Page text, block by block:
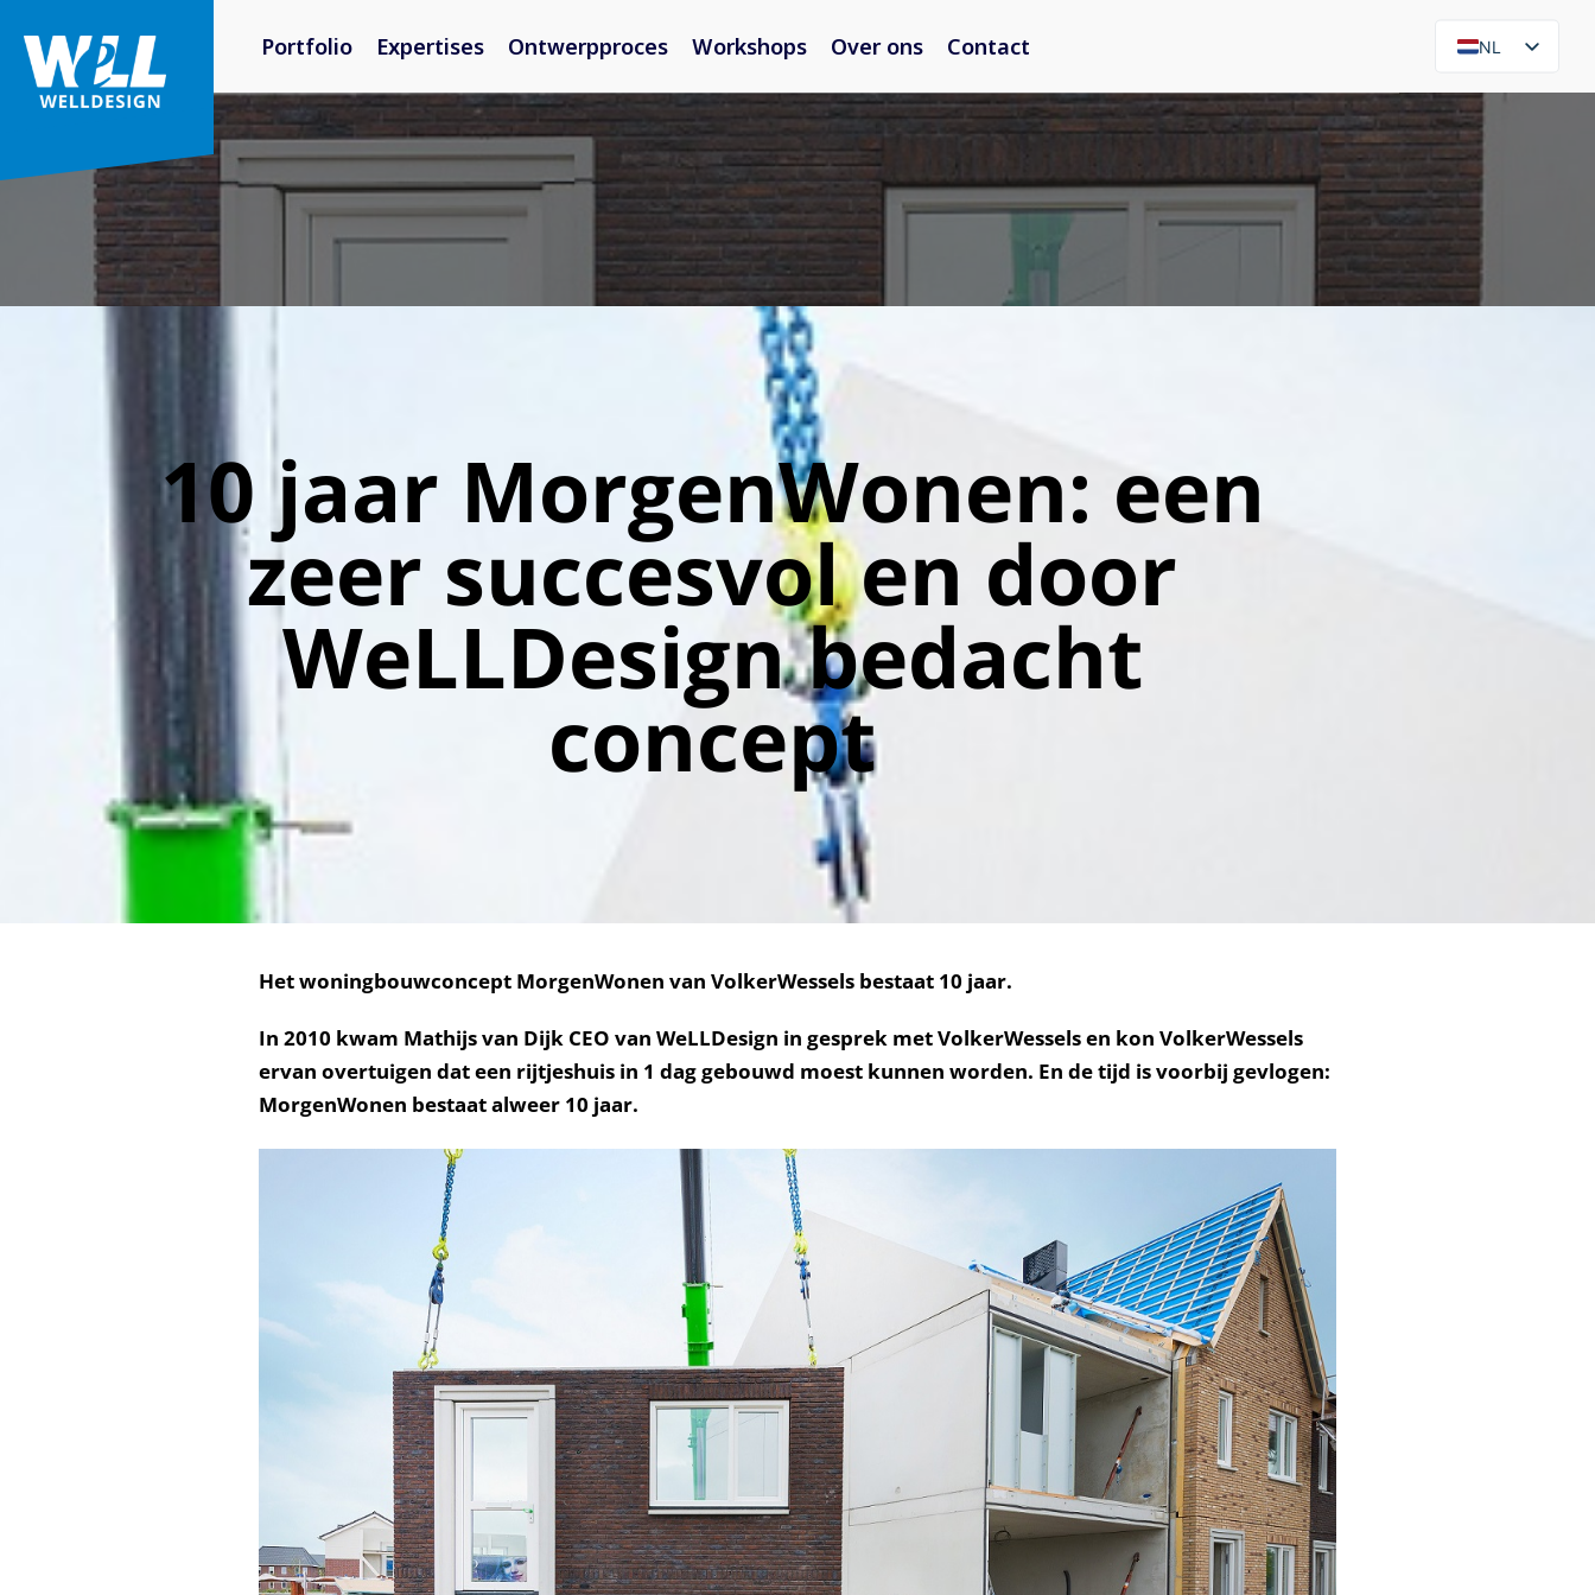
Portfolio Expertises Ontwerpproces Workshops Over ons Contact
NL
JUNI 4, 2025 • UNCATEGORIZED • LUCA PETERSEN
10 jaar MorgenWonen: een
zeer succesvol en door
WeLLDesign bedacht
concept
Het woningbouwconcept MorgenWonen van VolkerWessels bestaat 10 jaar.
In 2010 kwam Mathijsvan Dijk CEO van WeLLDesign in gesprek met VolkerWessels en kon VolkerWessels
ervan overtuigen dat een rijtjeshuis in 1 dag gebouwd moest kunnen worden. En de tijd is voorbij gevlogen:
MorgenWonen bestaat alweer 10 jaar.